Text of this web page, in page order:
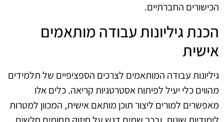
הכישורים החברתיים.
הכנת גיליונות עבודה מותאמים
אישית
גיליונות עבודה המותאמים לצרכים הספציפיים של תלמידים
מהווים כלי יעיל לפיתוח אסטרטגיות קריאה. כלים אלו
מאפשרים למורים ליצור תוכן מותאם אישית, המכוון למטרות